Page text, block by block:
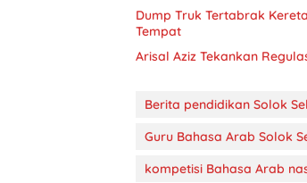
Dump Truk Tertabrak
Tempat
Arisal Aziz Tekankan
Berita pendidikan Solok
Guru Bahasa Arab Solok
kompetisi Bahasa Arab